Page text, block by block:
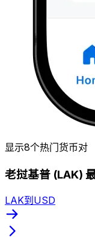
显示8个热门货币对
老挝基普 (LAK)
LAK到USD